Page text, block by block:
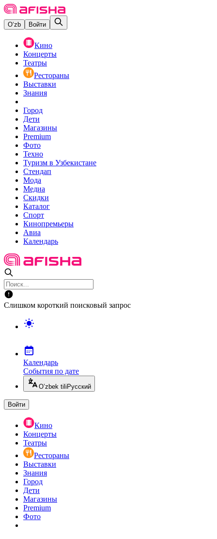
O‘zb Войти
Кино
Концерты
Театры
Рестораны
Выставки
Знания
Город
Дети
Магазины
Premium
Фото
Техно
Туризм в Узбекистане
Стендап
Мода
Медиа
Скидки
Каталог
Спорт
Кинопремьеры
Авиа
Календарь
Слишком короткий поисковый запрос
Календарь
События по дате
O’zbek tili Русский
Войти
Кино
Концерты
Театры
Рестораны
Выставки
Знания
Город
Дети
Магазины
Premium
Фото